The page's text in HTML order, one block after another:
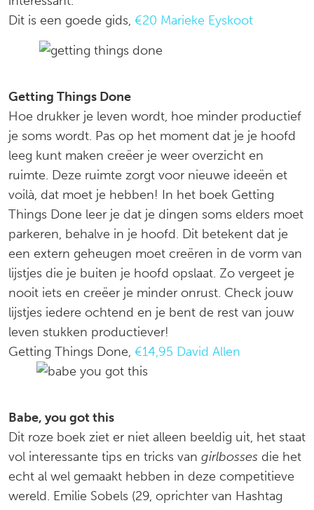
Dit is een goede gids, €20 Marieke Eyskoot
Getting Things Done
Hoe drukker je leven wordt, hoe minder productief
je soms wordt. Pas op het moment dat je je hoofd
leeg kunt maken creëer je weer overzicht en
ruimte. Deze ruimte zorgt voor nieuwe ideeën et
voilà, dat moet je hebben! In het boek Getting
Things Done leer je dat je dingen soms elders moet
parkeren, behalve in je hoofd. Dit betekent dat je
een extern geheugen moet creëren in de vorm van
lijstjes die je buiten je hoofd opslaat. Zo vergeet je
nooit iets en creëer je minder onrust. Check jouw
lijstjes iedere ochtend en je bent de rest van jouw
leven stukken productiever!
Getting Things Done, €14,95 David Allen
Babe, you got this
Dit roze boek ziet er niet alleen beeldig uit, het staat
vol interessante tips en tricks van girlbosses die het
echt al wel gemaakt hebben in deze competitieve
wereld. Emilie Sobels (29, oprichter van Hashtag